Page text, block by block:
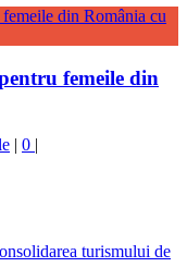
femeile din
| 0 |